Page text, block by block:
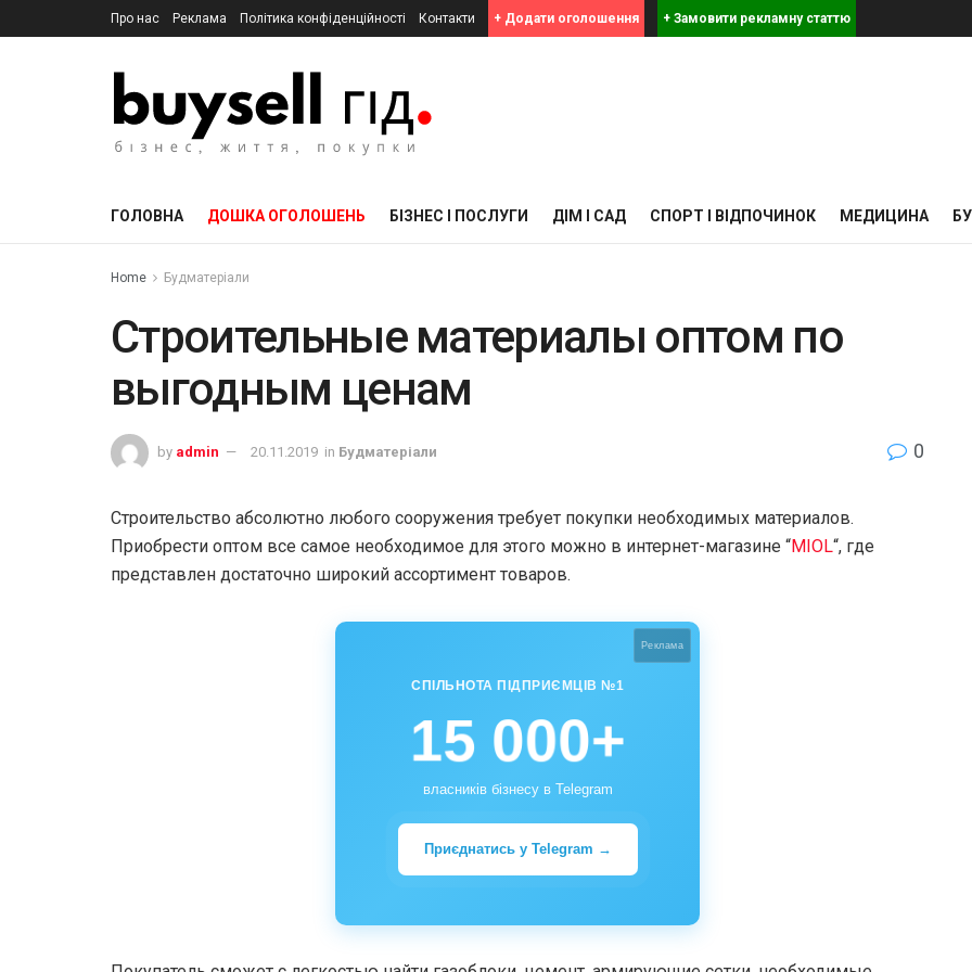
Про нас Реклама Політика конфіденційності Контакти + Додати оголошення + Замовити рекламну статтю
ГОЛОВНА ДОШКА ОГОЛОШЕНЬ БІЗНЕС І ПОСЛУГИ ДІМ І САД СПОРТ І ВІДПОЧИНОК МЕДИЦИНА
Home Будматеріали
Строительные материалы оптом по
выгодным ценам
by admin 20.11.2019 in Будматеріали 0
Строительство абсолютно любого сооружения требует покупки необходимых материалов.
Приобрести оптом все самое необходимое для этого можно в интернет-магазине “MIOL“, где
представлен достаточно широкий ассортимент товаров.
Реклама
СПІЛЬНОТА ПІДПРИЄМЦІВ №1
15 000+
власників бізнесу в Telegram
Приєднатись у Telegram →